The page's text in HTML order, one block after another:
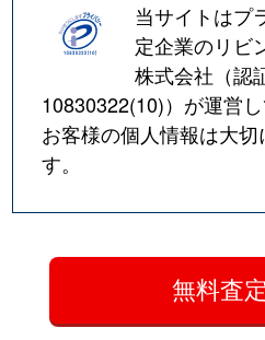
当サイトはプ
定企業のリビ
株式会社（認
10830322(10)）が運営し
お客様の個人情報は大切
す。